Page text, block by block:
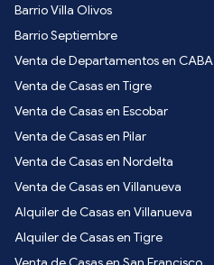
Barrio Villa Olivos
Barrio Septiembre
Venta de Departamentos en CABA
Venta de Casas en Tigre
Venta de Casas en Escobar
Venta de Casas en Pilar
Venta de Casas en Nordelta
Venta de Casas en Villanueva
Alquiler de Casas en Villanueva
Alquiler de Casas en Tigre